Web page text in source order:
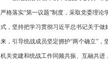
严格落实“第一议题”制度，采取党委理
式，坚持把学习贯彻习近平总书记关于
来，引导统战成员坚定拥护“两个确立”，
机关党建和统战工作同频共振、互融共